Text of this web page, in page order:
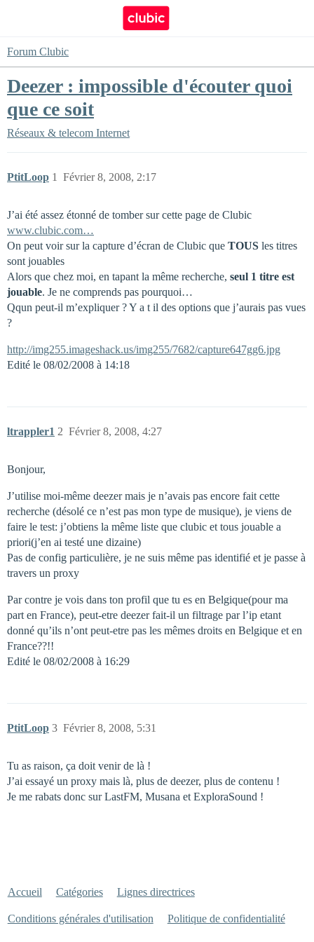
Forum Clubic
Deezer : impossible d'écouter quoi
que ce soit
Réseaux & telecom Internet
PtitLoop Février 8, 2008, 2:17
1
J’ai été assez étonné de tomber sur cette page de Clubic
www.clubic.com…
On peut voir sur la capture d’écran de Clubic que TOUS les titres
sont jouables
Alors que chez moi, en tapant la même recherche, seul 1 titre est
jouable. Je ne comprends pas pourquoi…
Qqun peut-il m’expliquer ? Y a t il des options que j’aurais pas vues
?
http://img255.imageshack.us/img255/7682/capture647gg6.jpg
Edité le 08/02/2008 à 14:18
ltrappler1 Février 8, 2008, 4:27
2
Bonjour,
J’utilise moi-même deezer mais je n’avais pas encore fait cette
recherche (désolé ce n’est pas mon type de musique), je viens de
faire le test: j’obtiens la même liste que clubic et tous jouable a
priori(j’en ai testé une dizaine)
Pas de config particulière, je ne suis même pas identifié et je passe à
travers un proxy
Par contre je vois dans ton profil que tu es en Belgique(pour ma
part en France), peut-etre deezer fait-il un filtrage par l’ip etant
donné qu’ils n’ont peut-etre pas les mêmes droits en Belgique et en
France??!!
Edité le 08/02/2008 à 16:29
PtitLoop Février 8, 2008, 5:31
3
Tu as raison, ça doit venir de là !
J’ai essayé un proxy mais là, plus de deezer, plus de contenu !
Je me rabats donc sur LastFM, Musana et ExploraSound !
Accueil Catégories Lignes directrices
Conditions générales d'utilisation Politique de confidentialité